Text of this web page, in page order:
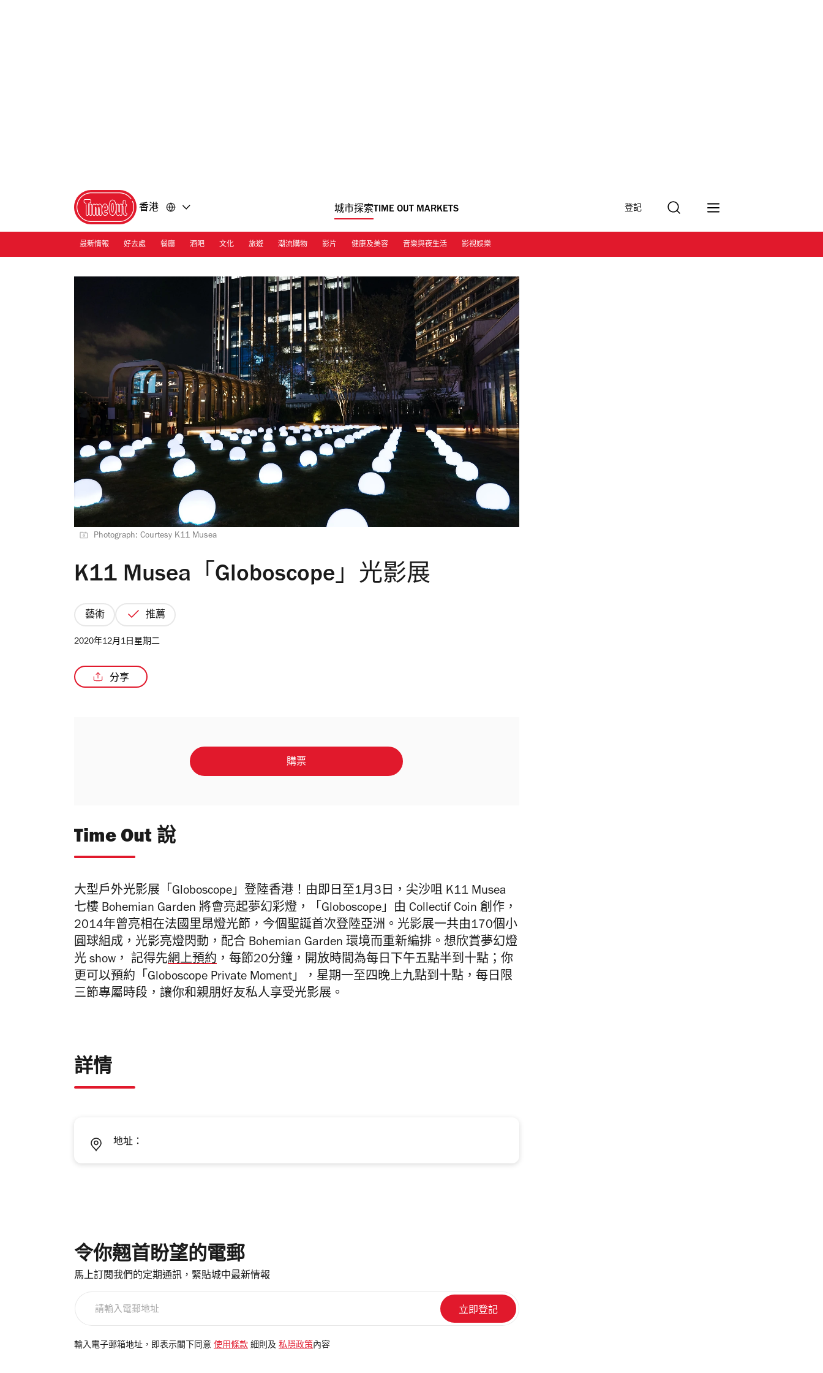
香港 城市探索TIME OUT MARKETS 登記
最新情報 好去處 餐廳 酒吧 文化 旅遊 潮流購物 影片 健康及美容 音樂與夜生活 影視娛樂
Photograph: Courtesy K11 Musea
K11 Musea「Globoscope」光影展
藝術 推薦
2020年12月1日星期二
分享
購票
Time Out 說
大型戶外光影展 「Globoscope」登陸香港！由即日至1月3日，尖沙咀 K11 Musea
七樓 Bohemian Garden 將會亮起夢幻彩燈， 「Globoscope」由 Collectif Coin 創作，
2014年曾亮相在法國里昂燈光節，今個聖誕首次登陸亞洲。光影展一共由170個小
圓球組成，光影亮燈閃動，配合 Bohemian Garden 環境而重新編排。想欣賞夢幻燈
光 show， 記得先網上預約 ，每節20分鐘，開放時間為每日下午五點半到十點；你
更可以預約 「Globoscope Private Moment」，星期一至四晚上九點到十點，每日限
三節專屬時段，讓你和親朋好友私人享受光影展。
詳情
地址：
令你翹首盼望的電郵
馬上訂閱我們的定期通訊，緊貼城中最新情報
電
輸入電子郵箱地址，即表示閣下同意 使用條款 細則及 私隱政策 內容